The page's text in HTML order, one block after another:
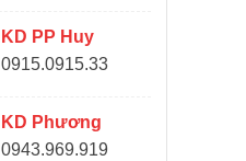
KD PP Huy
0915.0915.33
KD Phương
0943.969.919